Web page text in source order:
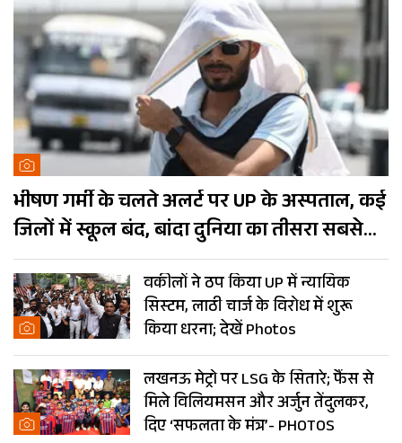
भीषण गर्मी के चलते अलर्ट पर UP के अस्पताल, कई
जिलों में स्कूल बंद, बांदा दुनिया का तीसरा सबसे
गर्म शहर
वकीलों ने ठप किया UP में न्यायिक
सिस्टम, लाठी चार्ज के विरोध में शुरू
किया धरना; देखें Photos
लखनऊ मेट्रो पर LSG के सितारे; फैंस से
मिले विलियमसन और अर्जुन तेंदुलकर,
दिए ‘सफलता के मंत्र’- PHOTOS